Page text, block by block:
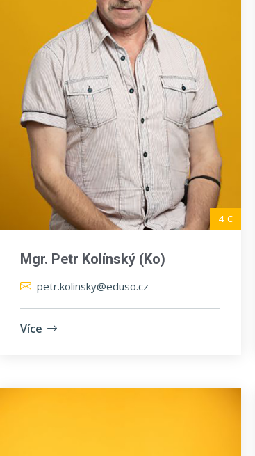
4. C
Mgr. Petr Kolínský (Ko)
petr.kolinsky@eduso.cz
Více